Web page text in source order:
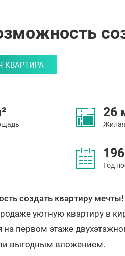
КВАРТИРА
26
Год
создать квартиру мечты!
уютную квартиру в
первом этаже
выгодным вложением.